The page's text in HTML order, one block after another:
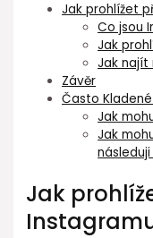
Jak prohlížet
Co jsou
Jak
Jak najít
Závěr
Často
Jak
Jak
Jak